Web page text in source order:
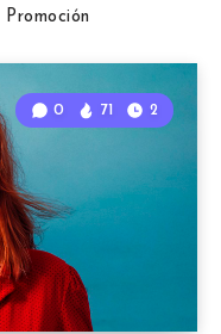
Promoción
0 71 2